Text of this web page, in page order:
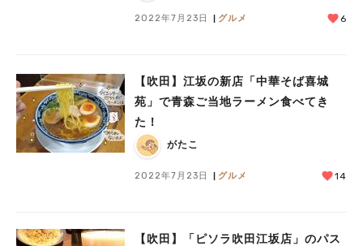
2022年7月23日 グルメ 6
【吹田】江坂の新店「中華そば喜城
苑」で青森ご当地ラーメン食べてき
た！
がたこ
2022年7月23日 グルメ 14
【吹田】「ピソラ吹田江坂店」のパス